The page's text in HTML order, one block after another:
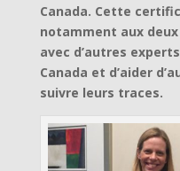
Canada. Cette
notamment aux
avec d’autres
Canada et d’aider
suivre leurs traces.